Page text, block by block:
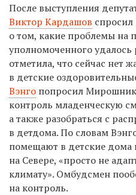
После выступления
Виктор Кардашов
о том, какие проблемы на
уполномоченного
отметила, что сейчас нет
в детские
Вэнго попросил
контроль младенческую
а также разобраться с
в детдома. По словам
помещают в детские дома
на Севере, «просто не
климату». Омбудсмен
на контроль.